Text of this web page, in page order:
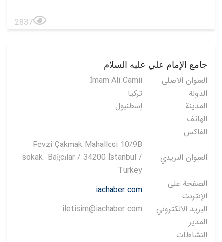
2837
جامع الإمام علي عليه السلام
العنوان الاصلی
İmam Ali Camii
الدولة
تركيا
المدينة
إسطنبول
الهاتف
الفاكس
العنوان البريدي
Fevzi Çakmak Mahallesi 10/9B
sokak. Bağcılar / 34200 İstanbul /
Turkey
الصفحة على
الإنترنت
iachaber.com
البريد الالكتروني
iletisim@iachaber.com
المدير
النشاطات